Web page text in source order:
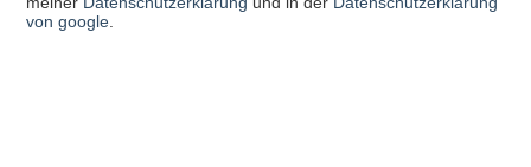
von google